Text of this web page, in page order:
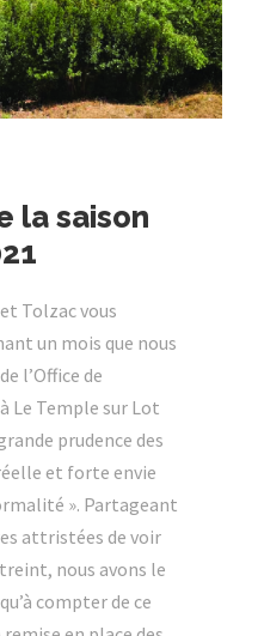
la saison
Tolzac vous
un mois que nous
l’Office de
Le Temple sur Lot
prudence des
et forte envie
». Partageant
attristées de voir
nous avons le
compter de ce